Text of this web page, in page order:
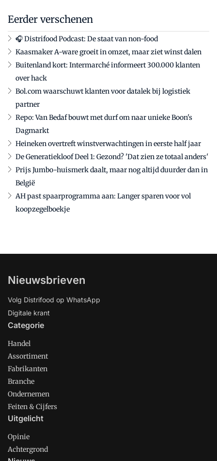
Eerder verschenen
🎧 Distrifood Podcast: De staat van non-food
Kaasmaker A-ware groeit in omzet, maar ziet winst dalen
Buitenland kort: Intermarché informeert 300.000 klanten
over hack
Bol.com waarschuwt klanten voor datalek bij logistiek
partner
Repo: Van Bedaf bouwt met durf om naar unieke Boon's
Dagmarkt
Heineken overtreft winstverwachtingen in eerste half jaar
De Generatiekloof Deel 1: Gezond? 'Dat zien ze totaal anders'
Prijs Jumbo-huismerk daalt, maar nog altijd duurder dan in
België
AH past spaarprogramma aan: Langer sparen voor vol
koopzegelboekje
Nieuwsbrieven
Volg Distrifood op WhatsApp
Digitale krant
Categorie
Handel
Assortiment
Fabrikanten
Branche
Ondernemen
Feiten & Cijfers
Uitgelicht
Opinie
Achtergrond